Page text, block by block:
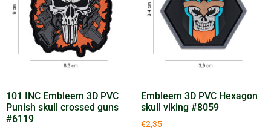
101 INC Embleem 3D PVC
Punish skull crossed guns
#6119
Embleem 3D PVC Hexagon
skull viking #8059
€2,35